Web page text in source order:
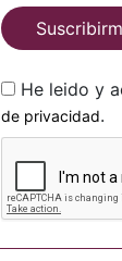
de privacidad.